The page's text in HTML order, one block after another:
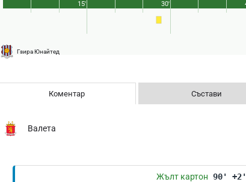
Гзира Юнайтед
15' 30'
Коментар Състави
Валета
Жълт картон 90' +2'